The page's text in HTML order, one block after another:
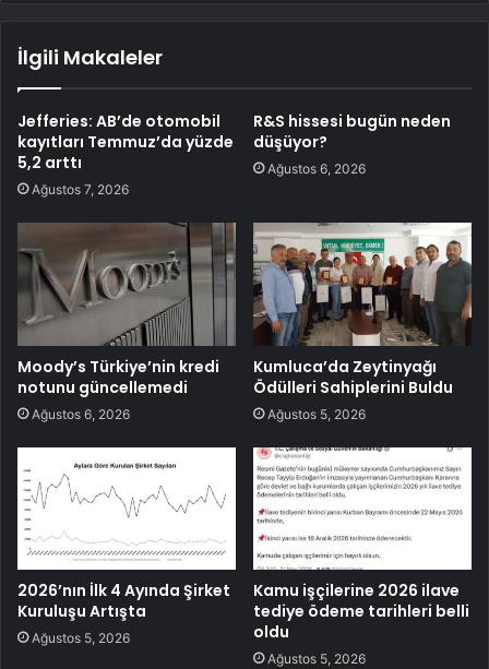
İlgili Makaleler
Jefferies: AB’de otomobil
kayıtları Temmuz’da yüzde
5,2 arttı
Ağustos 7, 2026
R&S hissesi bugün neden
düşüyor?
Ağustos 6, 2026
Moody’s Türkiye’nin kredi
notunu güncellemedi
Ağustos 6, 2026
Kumluca’da Zeytinyağı
Ödülleri Sahiplerini Buldu
Ağustos 5, 2026
2026’nın İlk 4 Ayında Şirket
Kuruluşu Artışta
Ağustos 5, 2026
Kamu işçilerine 2026 ilave
tediye ödeme tarihleri belli
oldu
Ağustos 5, 2026